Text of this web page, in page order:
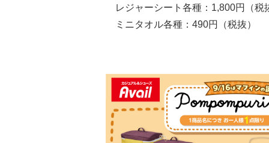
レジャーシート各種：1,800円（税
ミニタオル各種：490円（税抜）